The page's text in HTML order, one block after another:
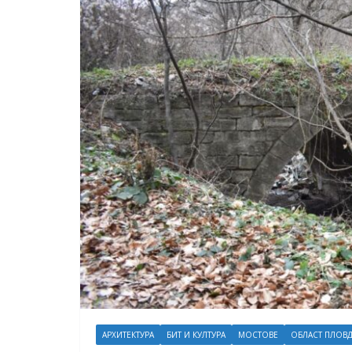
АРХИТЕКТУРА БИТ И КУЛТУРА МОСТОВЕ ОБЛАСТ